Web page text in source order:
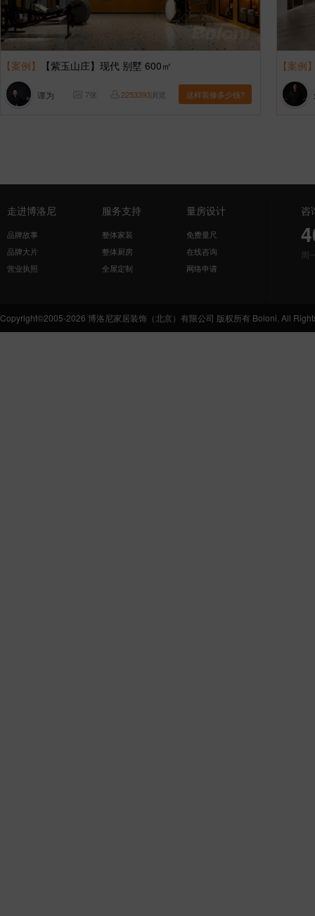
【案例】 【紫玉山庄】现代 别墅 600㎡
谭为 7张 2253393浏览 这样装修多少钱?
【案例
走进博洛尼
品牌故事
品牌大片
营业执照
服务支持
整体家装
整体厨房
全屋定制
量房设计
免费量尺
在线咨询
网络申请
咨
周
Copyright©2005-2026 博洛尼家居装饰（北京）有限公司 版权所有 Boloni. All